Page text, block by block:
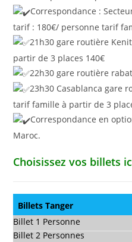
Correspondance :
tarif : 180€/ personne tarif
21h30 gare routière
partir de 3 places 140€
22h30 gare routière
23h30 Casablanca gare
tarif famille à partir de 3
Correspondance en
Maroc.
Choisissez vos billets
Billets Tanger
Billet 1 Personne
Billet 2 Personnes